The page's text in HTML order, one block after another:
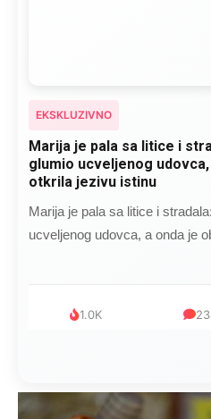
EKSKLUZIVNO
Marija je pala sa litice i
glumio ucveljenog
otkrila jezivu istinu
Marija je pala sa litice i
ucveljenog udovca, a onda je
1.0K